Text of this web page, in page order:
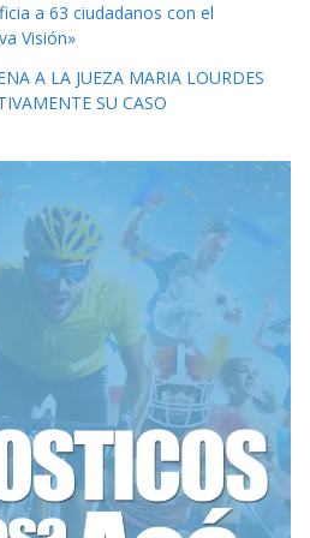
a 63 ciudadanos con el
Visión»
A LA JUEZA MARIA LOURDES
SU CASO